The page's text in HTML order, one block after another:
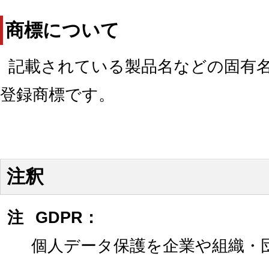
商標について
記載されている製品名などの固有
登録商標です。
注釈
注
GDPR：
個人データ保護を企業や組織・